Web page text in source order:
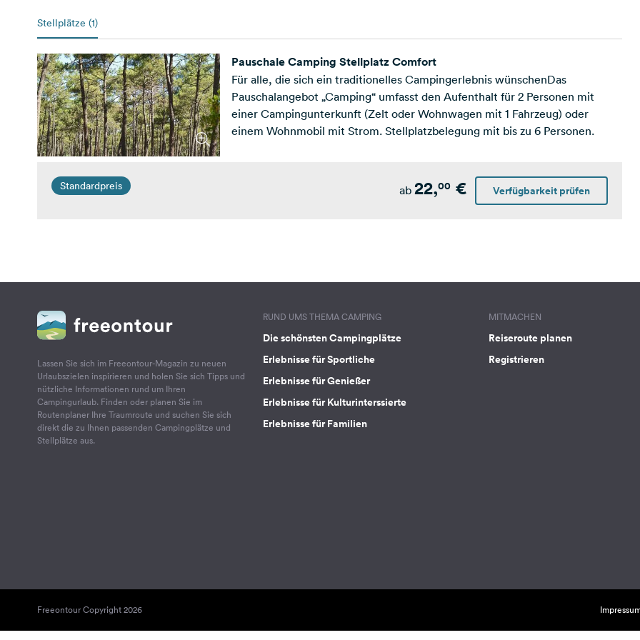
Stellplätze (1)
Pauschale Camping Stellplatz Comfort
Für alle, die sich ein traditionelles Campingerlebnis wünschenDas
Pauschalangebot „Camping“ umfasst den Aufenthalt für 2 Personen mit
einer Campingunterkunft (Zelt oder Wohnwagen mit 1 Fahrzeug) oder
einem Wohnmobil mit Strom. Stellplatzbelegung mit bis zu 6 Personen.
Standardpreis ab 22,00€ Verfügbarkeit prüfen
Lassen Sie sich im Freeontour-Magazin zu neuen
Urlaubszielen inspirieren und holen Sie sich Tipps und
nützliche Informationen rund um Ihren
Campingurlaub. Finden oder planen Sie im
Routenplaner Ihre Traumroute und suchen Sie sich
direkt die zu Ihnen passenden Campingplätze und
Stellplätze aus.
RUND UMS THEMA CAMPING
Die schönsten Campingplätze
Erlebnisse für Sportliche
Erlebnisse für Genießer
Erlebnisse für Kulturinterssierte
Erlebnisse für Familien
MITMACHEN
Reiseroute planen
Registrieren
Freeontour Copyright 2026